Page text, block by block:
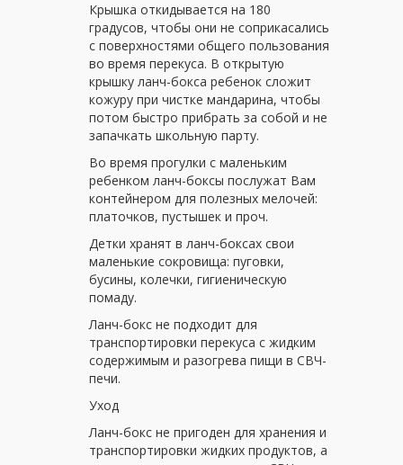
Крышка откидывается на 180
градусов, чтобы они не соприкасались
с поверхностями общего пользования
во время перекуса. В открытую
крышку ланч-бокса ребенок сложит
кожуру при чистке мандарина, чтобы
потом быстро прибрать за собой и не
запачкать школьную парту.
Во время прогулки с маленьким
ребенком ланч-боксы послужат Вам
контейнером для полезных мелочей:
платочков, пустышек и проч.
Детки хранят в ланч-боксах свои
маленькие сокровища: пуговки,
бусины, колечки, гигиеническую
помаду.
Ланч-бокс не подходит для
транспортировки перекуса с жидким
содержимым и разогрева пищи в СВЧ-
печи.
Уход
Ланч-бокс не пригоден для хранения и
транспортировки жидких продуктов, а